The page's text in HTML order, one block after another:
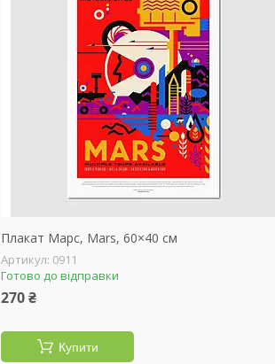
Плакат Марс, Mars, 60×40 см
0911
Готово до відправки
270 ₴
Купити